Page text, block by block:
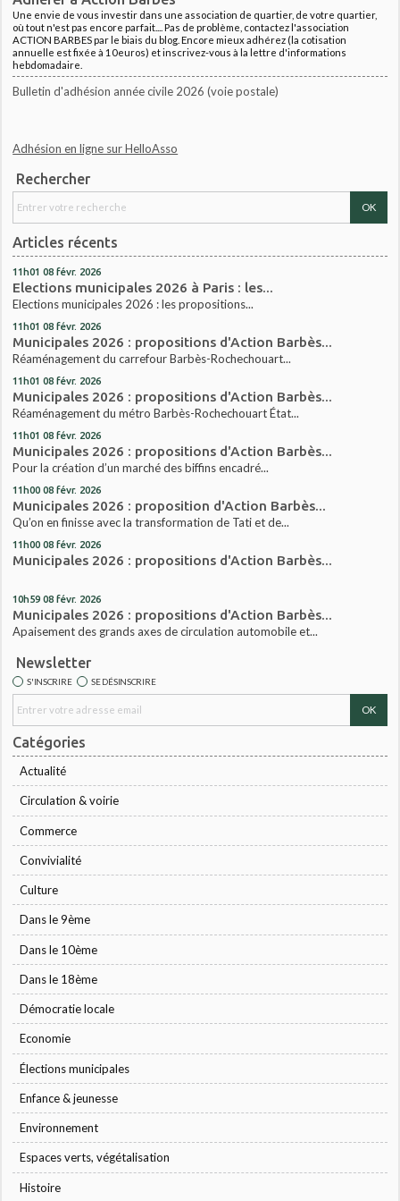
Une envie de vous investir dans une association de quartier, de votre quartier,
où tout n'est pas encore parfait.... Pas de problème, contactez l'association
ACTION BARBES par le biais du blog. Encore mieux adhérez (la cotisation
annuelle est fixée à 10euros) et inscrivez-vous à la lettre d'informations
hebdomadaire.
Bulletin d'adhésion année civile 2026 (voie postale)
Adhésion en ligne sur HelloAsso
Rechercher
Articles récents
11h01 08 févr. 2026
Elections municipales 2026 à Paris : les...
Elections municipales 2026 : les propositions...
11h01 08 févr. 2026
Municipales 2026 : propositions d'Action Barbès...
Réaménagement du carrefour Barbès-Rochechouart...
11h01 08 févr. 2026
Municipales 2026 : propositions d'Action Barbès...
Réaménagement du métro Barbès-Rochechouart État...
11h01 08 févr. 2026
Municipales 2026 : propositions d'Action Barbès...
Pour la création d’un marché des biffins encadré...
11h00 08 févr. 2026
Municipales 2026 : proposition d'Action Barbès...
Qu’on en finisse avec la transformation de Tati et de...
11h00 08 févr. 2026
Municipales 2026 : propositions d'Action Barbès...
10h59 08 févr. 2026
Municipales 2026 : propositions d'Action Barbès...
Apaisement des grands axes de circulation automobile et...
Newsletter
S'INSCRIRE SE DÉSINSCRIRE
Catégories
Actualité
Circulation & voirie
Commerce
Convivialité
Culture
Dans le 9ème
Dans le 10ème
Dans le 18ème
Démocratie locale
Economie
Élections municipales
Enfance & jeunesse
Environnement
Espaces verts, végétalisation
Histoire